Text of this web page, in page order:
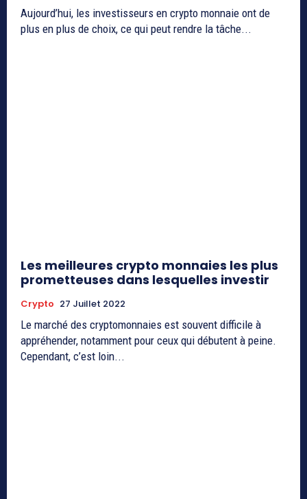
Aujourd’hui, les investisseurs en crypto monnaie ont de
plus en plus de choix, ce qui peut rendre la tâche...
Les meilleures crypto monnaies les plus
prometteuses dans lesquelles investir
Crypto 27 Juillet 2022
Le marché des cryptomonnaies est souvent difficile à
appréhender, notamment pour ceux qui débutent à peine.
Cependant, c’est loin...